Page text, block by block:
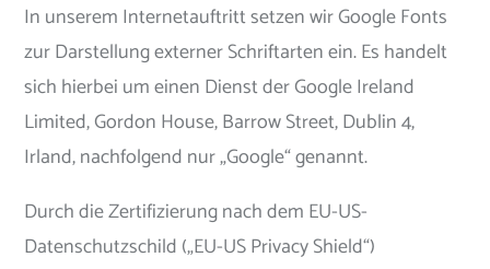
In unserem Internetauftritt setzen wir Google Fonts
zur Darstellung externer Schriftarten ein. Es handelt
sich hierbei um einen Dienst der Google Ireland
Limited, Gordon House, Barrow Street, Dublin 4,
Irland, nachfolgend nur „Google“ genannt.
Durch die Zertifizierung nach dem EU-US-
Datenschutzschild („EU-US Privacy Shield“)